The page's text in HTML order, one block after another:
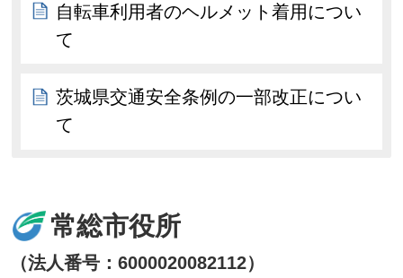
自転車利用者のヘルメット着用につい
て
茨城県交通安全条例の一部改正につい
て
常総市役所
（法人番号：6000020082112）